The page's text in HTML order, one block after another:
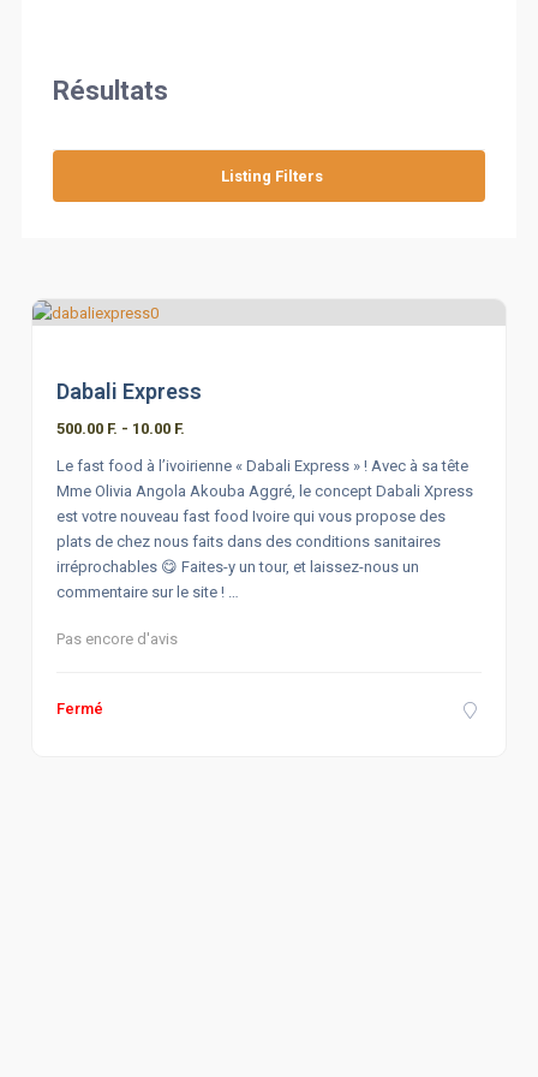
Résultats
Listing Filters
Dabali Express
500.00 F. - 10.00 F.
Le fast food à l’ivoirienne « Dabali Express » ! Avec à sa tête
Mme Olivia Angola Akouba Aggré, le concept Dabali Xpress
est votre nouveau fast food Ivoire qui vous propose des
plats de chez nous faits dans des conditions sanitaires
irréprochables 😋 Faites-y un tour, et laissez-nous un
commentaire sur le site ! …
Pas encore d'avis
Fermé